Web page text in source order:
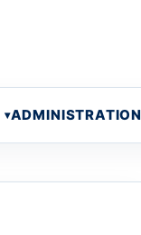
ADMINISTRATION